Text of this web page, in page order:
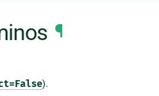
¶
).